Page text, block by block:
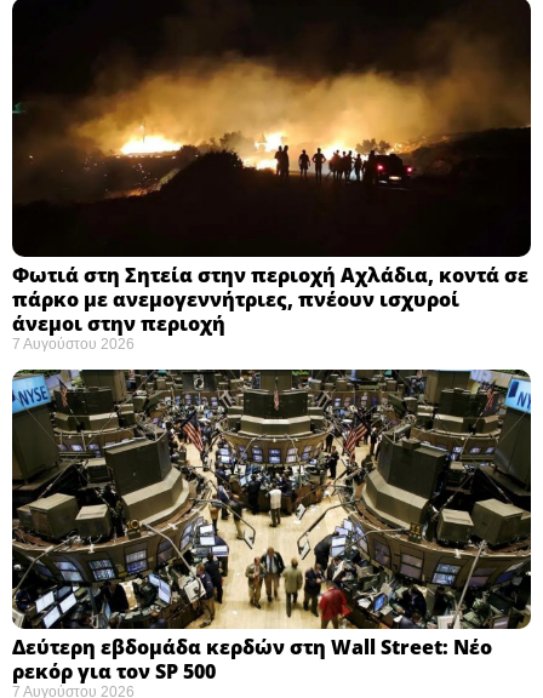
Φωτιά στη Σητεία στην περιοχή Αχλάδια, κοντά σε
πάρκο με ανεμογεννήτριες, πνέουν ισχυροί
άνεμοι στην περιοχή
7 Αυγούστου 2026
Δεύτερη εβδομάδα κερδών στη Wall Street: Νέο
ρεκόρ για τον SP 500
7 Αυγούστου 2026